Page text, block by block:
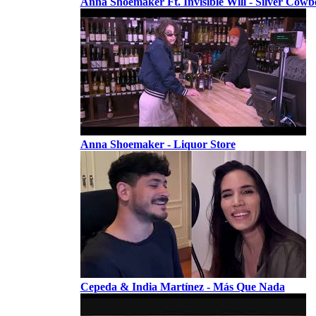
Anna Shoemaker - Liquor Store
Cepeda & India Martínez - Más Que Nada